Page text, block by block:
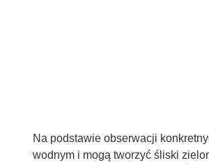
Na podstawie obserwacji
wodnym i mogą tworzyć śliski